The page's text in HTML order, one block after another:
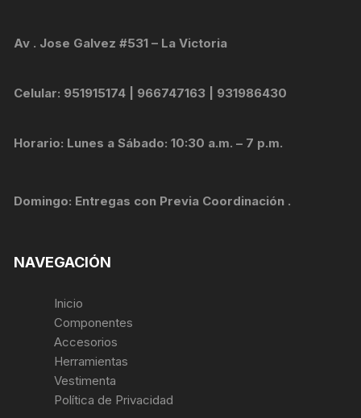
Av . Jose Galvez #531 – La Victoria
Celular: 951915174 | 966747163 | 931986430
Horario: Lunes a Sábado: 10:30 a.m. – 7 p.m.
Domingo: Entregas con Previa Coordinación .
NAVEGACIÓN
Inicio
Componentes
Accesorios
Herramientas
Vestimenta
Política de Privacidad